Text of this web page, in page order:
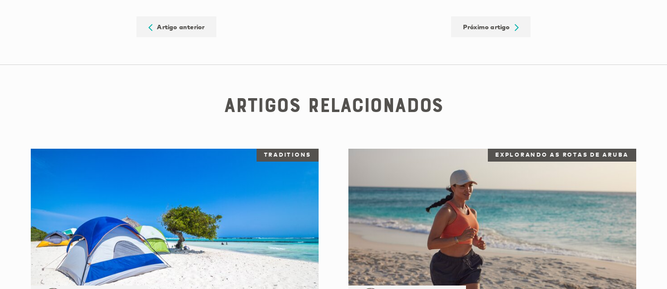
Artigo anterior Próximo artigo
Artigos Relacionados
TRADITIONS EXPLORANDO AS ROTAS DE ARUBA